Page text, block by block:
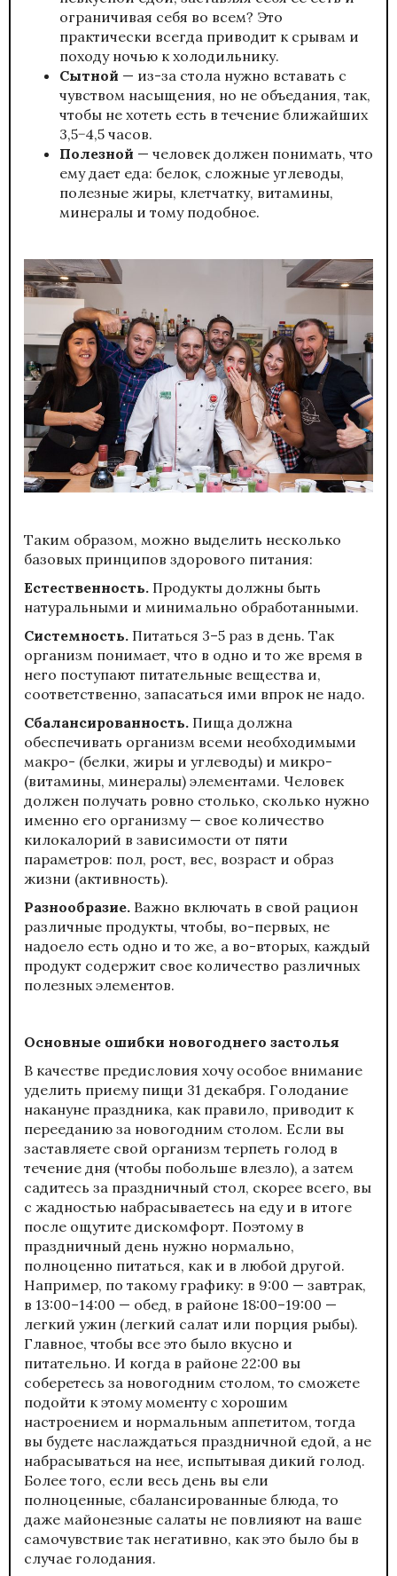
ограничивая себя во всем? Это
практически всегда приводит к срывам и
походу ночью к холодильнику.
Сытной — из-за стола нужно вставать с
чувством насыщения, но не объедания, так,
чтобы не хотеть есть в течение ближайших
3,5−4,5 часов.
Полезной — человек должен понимать, что
ему дает еда: белок, сложные углеводы,
полезные жиры, клетчатку, витамины,
минералы и тому подобное.
Таким образом, можно выделить несколько
базовых принципов здорового питания:
Естественность. Продукты должны быть
натуральными и минимально обработанными.
Системность. Питаться 3–5 раз в день. Так
организм понимает, что в одно и то же время в
него поступают питательные вещества и,
соответственно, запасаться ими впрок не надо.
Сбалансированность. Пища должна
обеспечивать организм всеми необходимыми
макро- (белки, жиры и углеводы) и микро-
(витамины, минералы) элементами. Человек
должен получать ровно столько, сколько нужно
именно его организму — свое количество
килокалорий в зависимости от пяти
параметров: пол, рост, вес, возраст и образ
жизни (активность).
Разнообразие. Важно включать в свой рацион
различные продукты, чтобы, во-первых, не
надоело есть одно и то же, а во-вторых, каждый
продукт содержит свое количество различных
полезных элементов.
Основные ошибки новогоднего застолья
В качестве предисловия хочу особое внимание
уделить приему пищи 31 декабря. Голодание
накануне праздника, как правило, приводит к
перееданию за новогодним столом. Если вы
заставляете свой организм терпеть голод в
течение дня (чтобы побольше влезло), а затем
садитесь за праздничный стол, скорее всего, вы
с жадностью набрасываетесь на еду и в итоге
после ощутите дискомфорт. Поэтому в
праздничный день нужно нормально,
полноценно питаться, как и в любой другой.
Например, по такому графику: в 9:00 — завтрак,
в 13:00–14:00 — обед, в районе 18:00–19:00 —
легкий ужин (легкий салат или порция рыбы).
Главное, чтобы все это было вкусно и
питательно. И когда в районе 22:00 вы
соберетесь за новогодним столом, то сможете
подойти к этому моменту с хорошим
настроением и нормальным аппетитом, тогда
вы будете наслаждаться праздничной едой, а не
набрасываться на нее, испытывая дикий голод.
Более того, если весь день вы ели
полноценные, сбалансированные блюда, то
даже майонезные салаты не повлияют на ваше
самочувствие так негативно, как это было бы в
случае голодания.